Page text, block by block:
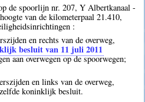
de spoorlijn nr. 207, Y Albertkanaal -
van de kilometerpaal 21.410,
:
en rechts van de overweg,
besluit van 11 juli 2011
aan overwegen op de spoorwegen;
en links van de overweg,
koninklijk besluit.